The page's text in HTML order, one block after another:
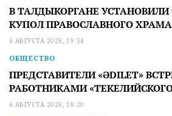
В ТАЛДЫКОРГАНЕ
КУПОЛ ПРАВОСЛАВНОГО
6 АВГУСТА 2026, 19:54
ОБЩЕСТВО
ПРЕДСТАВИТЕЛИ «ӘDILET»
РАБОТНИКАМИ
6 АВГУСТА 2026, 18:20